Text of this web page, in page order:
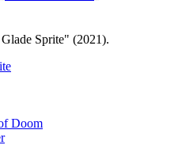
Sprite" (2021).
Doom